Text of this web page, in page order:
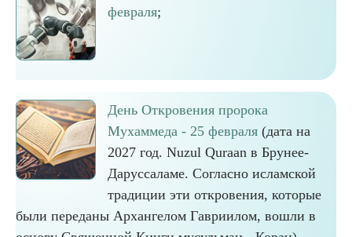
февраля;
День Откровения пророка
Мухаммеда - 25 февраля (дата на
2027 год. Nuzul Quraan в Брунее-
Даруссаламе. Согласно исламской
традиции эти откровения, которые
были переданы Архангелом Гавриилом, вошли в